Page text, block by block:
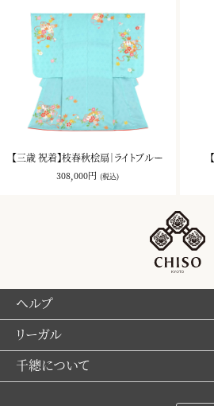
【三歳 祝着】枝春秋桧扇｜ライトブルー
308,000円 (税込)
ヘルプ
リーガル
千總について